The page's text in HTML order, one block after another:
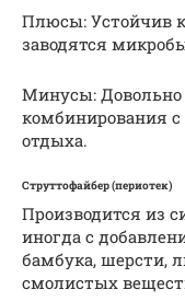
Плюсы: Устойчив
заводятся
Минусы:
комбинирования
отдыха.
Струттофайбер (периотек)
Производится из
иногда с
бамбука, шерсти,
смолистых